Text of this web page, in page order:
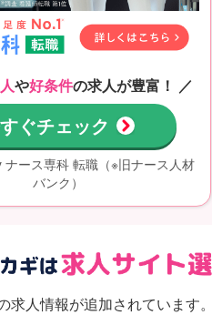
や好条件の求人が豊富！ ／
ぐチェック
ース専科 転職（※旧ナース人材
バンク）
人情報が追加されています。